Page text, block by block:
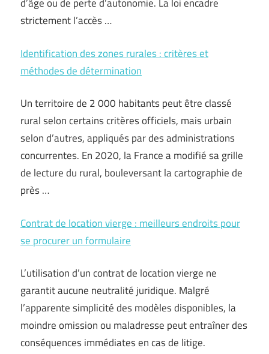
strictement l’accès …
Identification des zones rurales : critères et
méthodes de détermination
Un territoire de 2 000 habitants peut être classé
rural selon certains critères officiels, mais urbain
selon d’autres, appliqués par des administrations
concurrentes. En 2020, la France a modifié sa grille
de lecture du rural, bouleversant la cartographie de
près …
Contrat de location vierge : meilleurs endroits pour
se procurer un formulaire
L’utilisation d’un contrat de location vierge ne
garantit aucune neutralité juridique. Malgré
l’apparente simplicité des modèles disponibles, la
moindre omission ou maladresse peut entraîner des
conséquences immédiates en cas de litige.